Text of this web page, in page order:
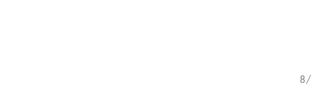
8/